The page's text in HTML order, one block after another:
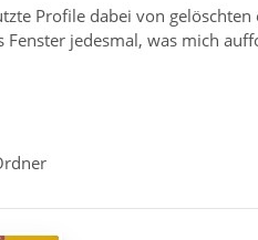
Profile dabei von
Fenster jedesmal, was mich